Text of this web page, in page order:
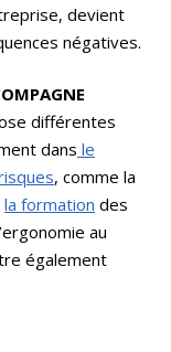
devient
négatives.
différentes
dans le
, comme la
la formation des
au
également